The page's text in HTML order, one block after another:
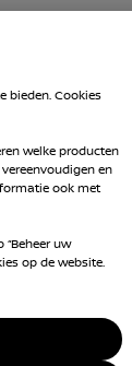
als
Watt
bieden. Cookies
welke producten
en
ook met
uw
op de website.